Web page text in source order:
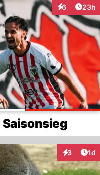
6
Interaktionen
23h
Saisonsieg
3 1d